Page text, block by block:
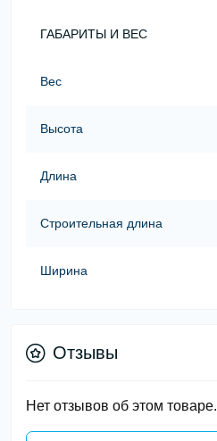
ГАБАРИТЫ И ВЕС
Вес
Высота
Длина
Строительная длина
Ширина
Отзывы
Нет отзывов об этом товаре.